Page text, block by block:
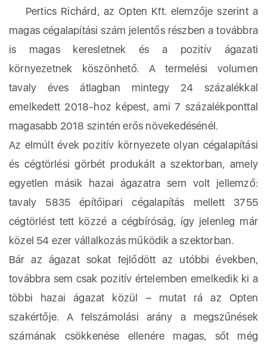
Pertics Richárd, az Opten Kft. elemzője szerint a
magas cégalapítási szám jelentős részben a továbbra
is magas keresletnek és a pozitív ágazati
környezetnek köszönhető. A termelési volumen
tavaly éves átlagban mintegy 24 százalékkal
emelkedett 2018-hoz képest, ami 7 százalékponttal
magasabb 2018 szintén erős növekedésénél.
Az elmúlt évek pozitív környezete olyan cégalapítási
és cégtörlési görbét produkált a szektorban, amely
egyetlen másik hazai ágazatra sem volt jellemző:
tavaly 5835 építőipari cégalapítás mellett 3755
cégtörlést tett közzé a cégbíróság, így jelenleg már
közel 54 ezer vállalkozás működik a szektorban.
Bár az ágazat sokat fejlődött az utóbbi években,
továbbra sem csak pozitív értelemben emelkedik ki a
többi hazai ágazat közül – mutat rá az Opten
szakértője. A felszámolási arány a megszűnések
számának csökkenése ellenére magas, sőt még